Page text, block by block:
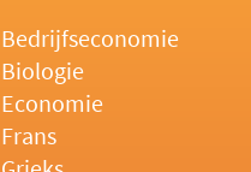
Bedrijfseconomie
Biologie
Economie
Frans